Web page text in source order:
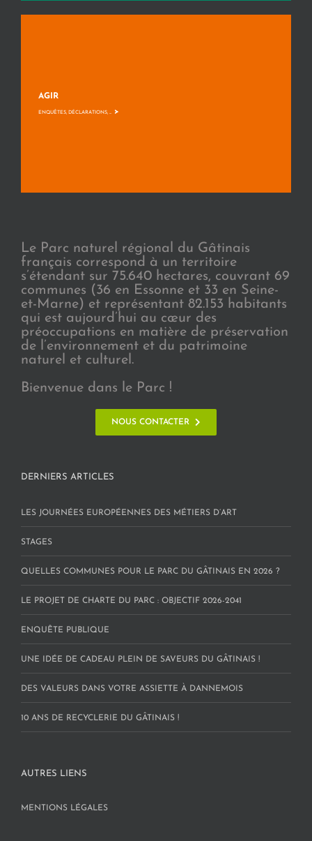
AGIR
ENQUÊTES, DÉCLARATIONS, ... >
Le Parc naturel régional du Gâtinais
français correspond à un territoire
s’étendant sur 75.640 hectares, couvrant 69
communes (36 en Essonne et 33 en Seine-
et-Marne) et représentant 82.153 habitants
qui est aujourd’hui au cœur des
préoccupations en matière de préservation
de l’environnement et du patrimoine
naturel et culturel.
Bienvenue dans le Parc !
NOUS CONTACTER
DERNIERS ARTICLES
LES JOURNÉES EUROPÉENNES DES MÉTIERS D’ART
STAGES
QUELLES COMMUNES POUR LE PARC DU GÂTINAIS EN 2026 ?
LE PROJET DE CHARTE DU PARC : OBJECTIF 2026-2041
ENQUÊTE PUBLIQUE
UNE IDÉE DE CADEAU PLEIN DE SAVEURS DU GÂTINAIS !
DES VALEURS DANS VOTRE ASSIETTE À DANNEMOIS
10 ANS DE RECYCLERIE DU GÂTINAIS !
AUTRES LIENS
MENTIONS LÉGALES